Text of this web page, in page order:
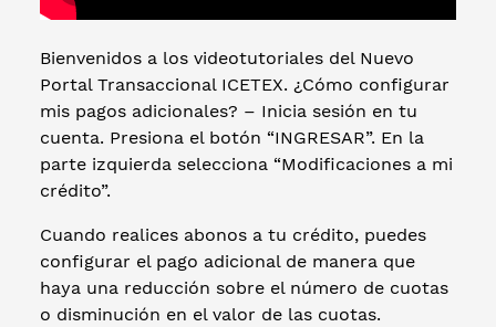
Bienvenidos a los videotutoriales del Nuevo
Portal Transaccional ICETEX. ¿Cómo configurar
mis pagos adicionales? – Inicia sesión en tu
cuenta. Presiona el botón “INGRESAR”. En la
parte izquierda selecciona “Modificaciones a mi
crédito”.
Cuando realices abonos a tu crédito, puedes
configurar el pago adicional de manera que
haya una reducción sobre el número de cuotas
o disminución en el valor de las cuotas.